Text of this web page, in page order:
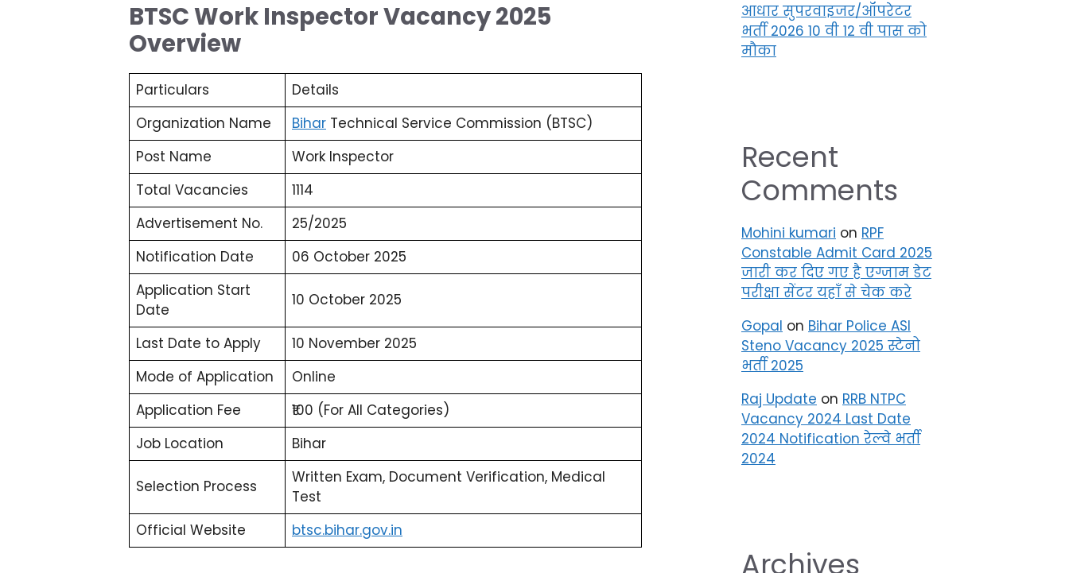
BTSC Work Inspector Vacancy 2025
Overview
Particulars
Details
Organization Name
Bihar Technical Service Commission (BTSC)
Post Name
Work Inspector
Total Vacancies
1114
Advertisement No.
25/2025
Notification Date
06 October 2025
Application Start
Date
10 October 2025
Last Date to Apply
10 November 2025
Mode of Application
Online
Application Fee
₹100 (For All Categories)
Job Location
Bihar
Selection Process
Written Exam, Document Verification, Medical
Test
Official Website
btsc.bihar.gov.in
आधार सुपरवाइजर/ऑपरेटर
भर्ती 2026 10 वी 12 वी पास को
मौका
Recent
Comments
Mohini kumari on RPF
Constable Admit Card 2025
जारी कर दिए गए है एग्जाम डेट
परीक्षा सेंटर यहाँ से चेक करे
Gopal on Bihar Police ASI
Steno Vacancy 2025 स्टेनो
भर्ती 2025
Raj Update on RRB NTPC
Vacancy 2024 Last Date
2024 Notification रेल्वे भर्ती
2024
Archives